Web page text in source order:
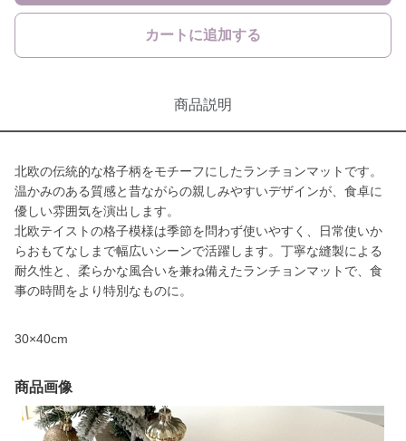
カートに追加する
商品説明
北欧の伝統的な格子柄をモチーフにしたランチョンマットです。
温かみのある質感と昔ながらの親しみやすいデザインが、食卓に
優しい雰囲気を演出します。
北欧テイストの格子模様は季節を問わず使いやすく、日常使いか
らおもてなしまで幅広いシーンで活躍します。丁寧な縫製による
耐久性と、柔らかな風合いを兼ね備えたランチョンマットで、食
事の時間をより特別なものに。
30×40cm
商品画像